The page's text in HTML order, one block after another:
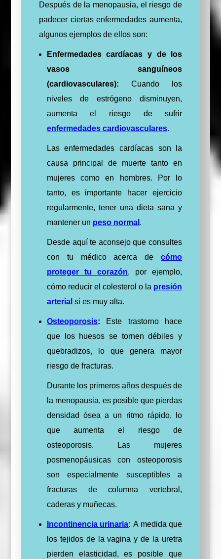
Después de la menopausia, el riesgo de
padecer ciertas enfermedades aumenta,
algunos ejemplos de ellos son:
Enfermedades cardíacas y de los
vasos sanguíneos
(cardiovasculares): Cuando los
niveles de estrógeno disminuyen,
aumenta el riesgo de sufrir
enfermedades cardiovasculares.
Las enfermedades cardíacas son la
causa principal de muerte tanto en
mujeres como en hombres. Por lo
tanto, es importante hacer ejercicio
regularmente, tener una dieta sana y
mantener un peso normal .
Desde aquí te aconsejo que consultes
con tu médico acerca decómo
proteger tu corazón, por ejemplo,
cómo reducir el colesterol o la presión
arterial si es muy alta.
Osteoporosis: Este trastorno hace
que los huesos se tornen débiles y
quebradizos, lo que genera mayor
riesgo de fracturas.
Durante los primeros años después de
la menopausia, es posible que pierdas
densidad ósea a un ritmo rápido, lo
que aumenta el riesgo de
osteoporosis.
Las mujeres
posmenopáusicas con osteoporosis
son especialmente susceptibles a
fracturas de columna vertebral,
caderas y muñecas.
Incontinencia urinaria: A medida que
los tejidos de la vagina y de la uretra
pierden elasticidad, es posible que